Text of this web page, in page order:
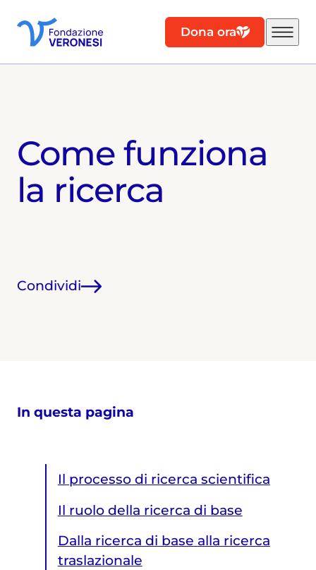
Dona ora
Come funziona
la ricerca
Condividi
In questa pagina
Il processo di ricerca scientifica
Il ruolo della ricerca di base
Dalla ricerca di base alla ricerca
traslazionale